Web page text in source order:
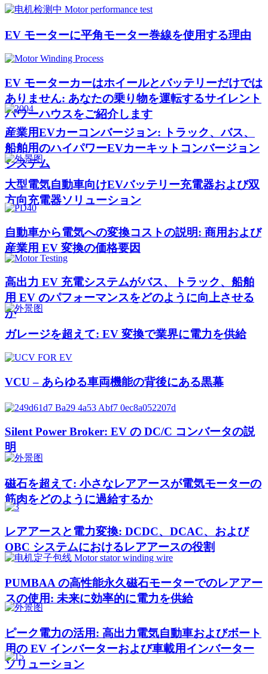
EV モーターに平角モーター巻線を使用する理由
EV モーターカーはホイールとバッテリーだけでは
ありません: あなたの乗り物を運転するサイレント
パワーハウスをご紹介します
産業用EVカーコンバージョン: トラック、バス、
船舶用のハイパワーEVカーキットコンバージョン
システム
大型電気自動車向けEVバッテリー充電器および双
方向充電器ソリューション
自動車から電気への変換コストの説明: 商用および
産業用 EV 変換の価格要因
高出力 EV 充電システムがバス、トラック、船舶
用 EV のパフォーマンスをどのように向上させる
か
ガレージを超えて: EV 変換で業界に電力を供給
VCU – あらゆる車両機能の背後にある黒幕
Silent Power Broker: EV の DC/C コンバータの説
明
磁石を超えて: 小さなレアアースが電気モーターの
筋肉をどのように過給するか
レアアースと電力変換: DCDC、DCAC、および
OBC システムにおけるレアアースの役割
PUMBAA の高性能永久磁石モーターでのレアアー
スの使用: 未来に効率的に電力を供給
ピーク電力の活用: 高出力電気自動車およびボート
用の EV インバーターおよび車載用インバーター
ソリューション